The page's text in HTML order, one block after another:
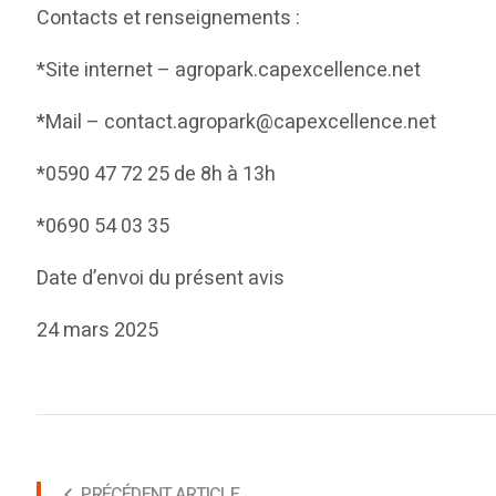
Contacts et renseignements :
*Site internet – agropark.capexcellence.net
*Mail – contact.agropark@capexcellence.net
*0590 47 72 25 de 8h à 13h
*0690 54 03 35
Date d’envoi du présent avis
24 mars 2025